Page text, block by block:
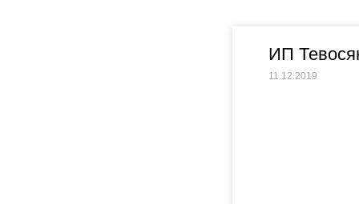
ИП
11.12.2019